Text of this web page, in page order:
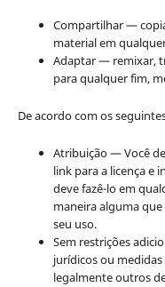
Compartilhar —
material em
Adaptar — remixar,
para qualquer fim,
De acordo com os
Atribuição — Você
link para a licença e
deve fazê-lo em
maneira alguma
seu uso.
Sem restrições
jurídicos ou
legalmente outros